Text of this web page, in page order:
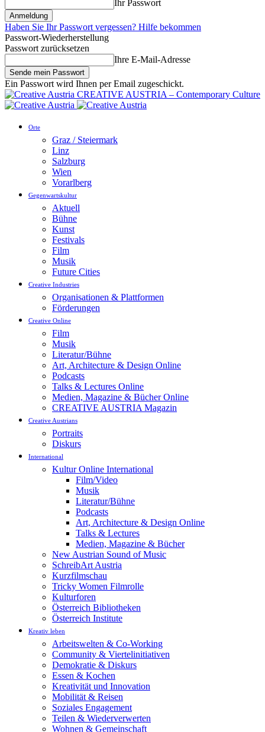
Ihr Passwort
Haben Sie Ihr Passwort vergessen? Hilfe bekommen
Passwort-Wiederherstellung
Passwort zurücksetzen
Ihre E-Mail-Adresse
Ein Passwort wird Ihnen per Email zugeschickt.
CREATIVE AUSTRIA – Contemporary Culture
Orte
Graz / Steiermark
Linz
Salzburg
Wien
Vorarlberg
Gegenwartskultur
Aktuell
Bühne
Kunst
Festivals
Film
Musik
Future Cities
Creative Industries
Organisationen & Plattformen
Förderungen
Creative Online
Film
Musik
Literatur/Bühne
Art, Architecture & Design Online
Podcasts
Talks & Lectures Online
Medien, Magazine & Bücher Online
CREATIVE AUSTRIA Magazin
Creative Austrians
Portraits
Diskurs
International
Kultur Online International
Film/Video
Musik
Literatur/Bühne
Podcasts
Art, Architecture & Design Online
Talks & Lectures
Medien, Magazine & Bücher
New Austrian Sound of Music
SchreibArt Austria
Kurzfilmschau
Tricky Women Filmrolle
Kulturforen
Österreich Bibliotheken
Österreich Institute
Kreativ leben
Arbeitswelten & Co-Working
Community & Viertelinitiativen
Demokratie & Diskurs
Essen & Kochen
Kreativität und Innovation
Mobilität & Reisen
Soziales Engagement
Teilen & Wiederverwerten
Wohnen & Gemeinschaft